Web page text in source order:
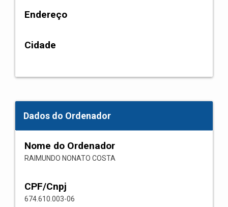
Endereço
Cidade
Dados do Ordenador
Nome do Ordenador
RAIMUNDO NONATO COSTA
CPF/Cnpj
674.610.003-06